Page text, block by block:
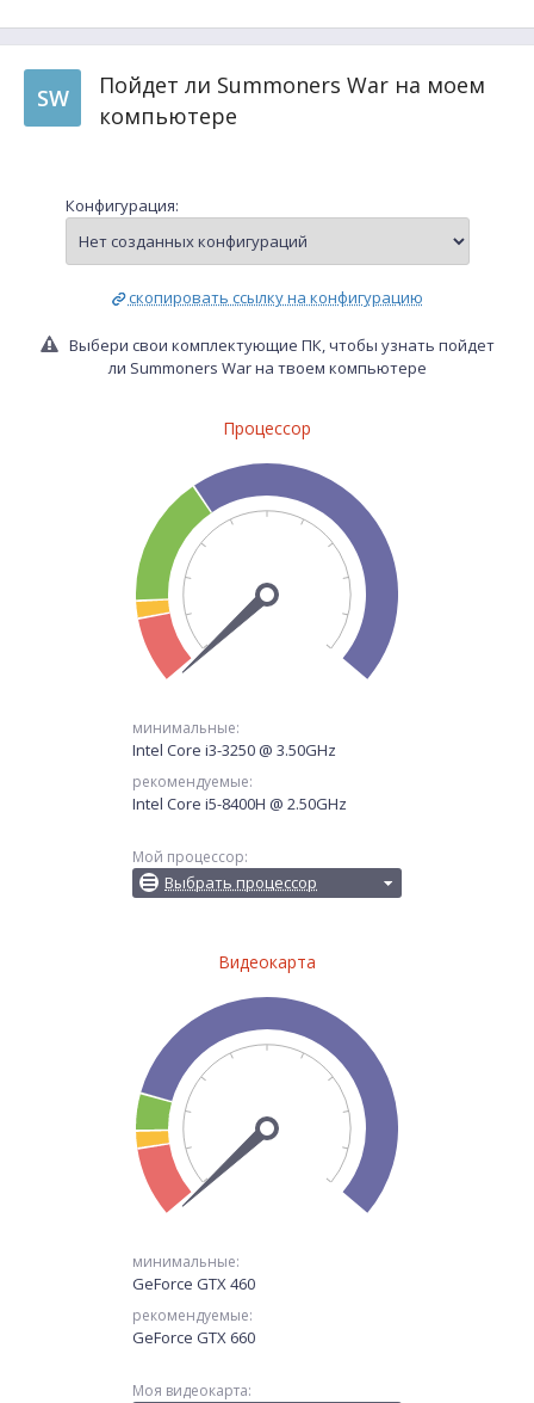
SW
Пойдет ли Summoners War на моем
компьютере
Конфигурация:
скопировать ссылку на конфигурацию
Выбери свои комплектующие ПК, чтобы узнать пойдет
ли Summoners War на твоем компьютере
Процессор
минимальные:
Intel Core i3-3250 @ 3.50GHz
рекомендуемые:
Intel Core i5-8400H @ 2.50GHz
Мой процессор:
Выбрать процессор
Видеокарта
минимальные:
GeForce GTX 460
рекомендуемые:
GeForce GTX 660
Моя видеокарта: